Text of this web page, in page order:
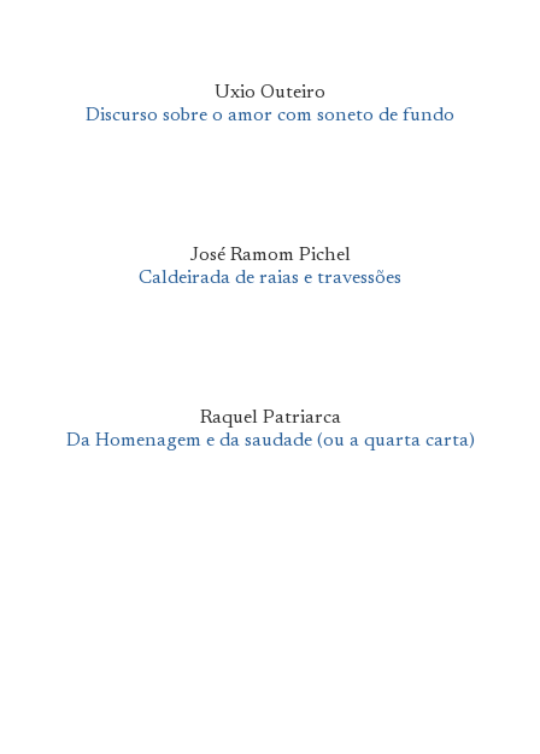
Uxio Outeiro
Discurso sobre o amor com soneto de fundo
José Ramom Pichel
Caldeirada de raias e travessões
Raquel Patriarca
Da Homenagem e da saudade (ou a quarta carta)